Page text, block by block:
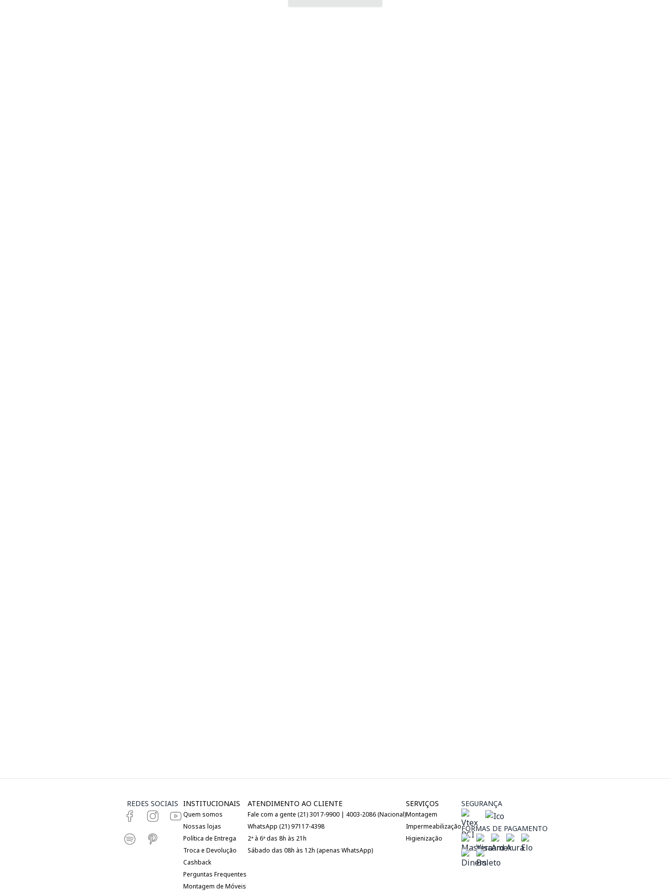
REDES SOCIAIS INSTITUCIONAIS
Quem somos
Nossas lojas
Política de Entrega
Troca e Devolução
Cashback
Perguntas Frequentes
Montagem de Móveis
ATENDIMENTO AO CLIENTE
Fale com a gente (21) 3017-9900 | 4003-2086 (Nacional)
WhatsApp (21) 97117-4398
2ª à 6ª das 8h às 21h
Sábado das 08h às 12h (apenas WhatsApp)
SERVIÇOS
Montagem
Impermeabilização
Higienização
SEGURANÇA
FORMAS DE PAGAMENTO